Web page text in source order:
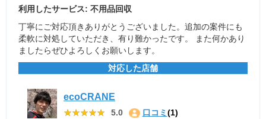
利用したサービス: 不用品回収
丁寧にご対応頂きありがとうございました。追加の案件にも
柔軟に対処していただき、有り難かったです。 また何かあり
ましたらぜひよろしくお願いします。
対応した店舗
ecoCRANE
★★★★★
★★★★★ 5.0 口コミ (1)